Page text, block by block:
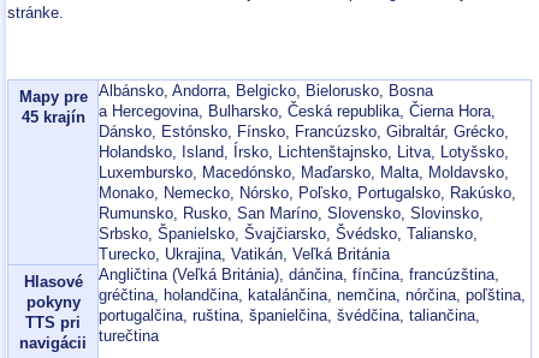
stránke.
Mapy pre
45 krajín
Albánsko, Andorra, Belgicko, Bielorusko, Bosna
a Hercegovina, Bulharsko, Česká republika, Čierna Hora,
Dánsko, Estónsko, Fínsko, Francúzsko, Gibraltár, Grécko,
Holandsko, Island, Írsko, Lichtenštajnsko, Litva, Lotyšsko,
Luxembursko, Macedónsko, Maďarsko, Malta, Moldavsko,
Monako, Nemecko, Nórsko, Poľsko, Portugalsko, Rakúsko,
Rumunsko, Rusko, San Maríno, Slovensko, Slovinsko,
Srbsko, Španielsko, Švajčiarsko, Švédsko, Taliansko,
Turecko, Ukrajina, Vatikán, Veľká Británia
Hlasové
pokyny
TTS pri
navigácii
Angličtina (Veľká Británia), dánčina, fínčina, francúzština,
gréčtina, holandčina, katalánčina, nemčina, nórčina, poľština,
portugalčina, ruština, španielčina, švédčina, taliančina,
turečtina